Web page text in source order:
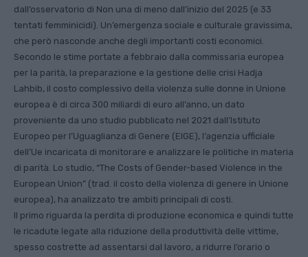
dall’osservatorio di Non una di meno dall’inizio del 2025 (e 33
tentati femminicidi). Un’emergenza sociale e culturale gravissima,
che però nasconde anche degli importanti costi economici.
Secondo le stime portate a febbraio dalla commissaria europea
per la parità, la preparazione e la gestione delle crisi Hadja
Lahbib, il costo complessivo della violenza sulle donne in Unione
europea è di circa 300 miliardi di euro all’anno, un dato
proveniente da uno studio pubblicato nel 2021 dall’Istituto
Europeo per l’Uguaglianza di Genere (EIGE), l’agenzia ufficiale
dell’Ue incaricata di monitorare e analizzare le politiche in materia
di parità. Lo studio, “The Costs of Gender-based Violence in the
European Union” (trad. il costo della violenza di genere in Unione
europea), ha analizzato tre ambiti principali di costi.
Il primo riguarda la perdita di produzione economica e quindi tutte
le ricadute legate alla riduzione della produttività delle vittime,
spesso costrette ad assentarsi dal lavoro, a ridurre l’orario o